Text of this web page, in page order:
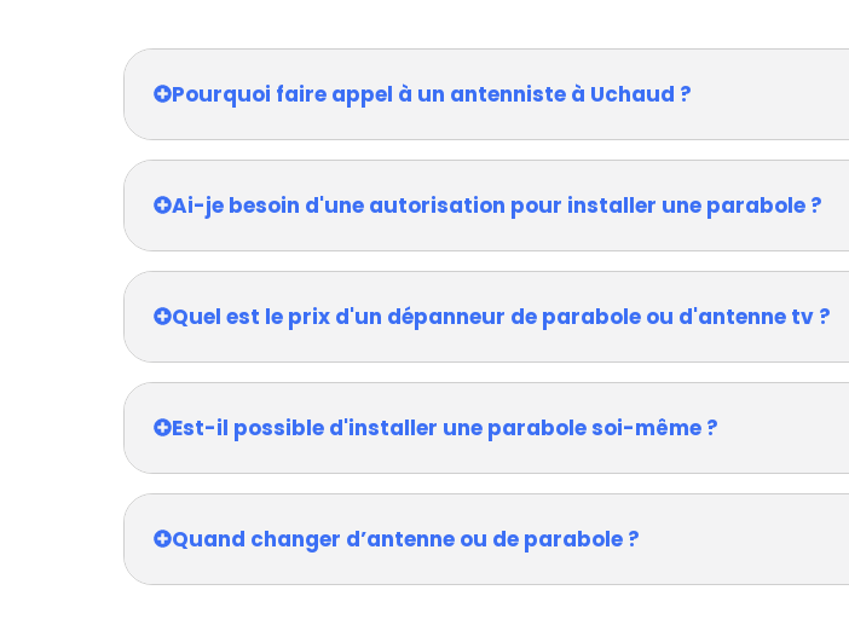
Pourquoi faire appel à un antenniste à Uchaud ?
Ai-je besoin d'une autorisation pour installer une parabole ?
Quel est le prix d'un dépanneur de parabole ou d'antenne tv ?
Est-il possible d'installer une parabole soi-même ?
Quand changer d’antenne ou de parabole ?